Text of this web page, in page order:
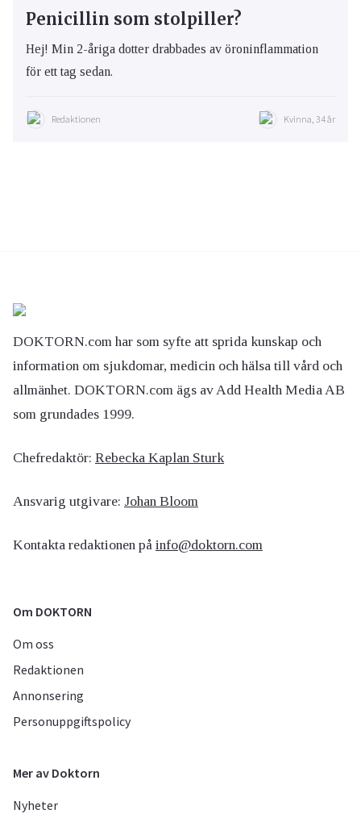
Penicillin som stolpiller?
Hej! Min 2-åriga dotter drabbades av öroninflammation
för ett tag sedan.
Redaktionen Kvinna, 34 år
DOKTORN.com har som syfte att sprida kunskap och
information om sjukdomar, medicin och hälsa till vård och
allmänhet. DOKTORN.com ägs av Add Health Media AB
som grundades 1999.
Chefredaktör: Rebecka Kaplan Sturk
Ansvarig utgivare: Johan Bloom
Kontakta redaktionen på info@doktorn.com
Om DOKTORN
Om oss
Redaktionen
Annonsering
Personuppgiftspolicy
Mer av Doktorn
Nyheter